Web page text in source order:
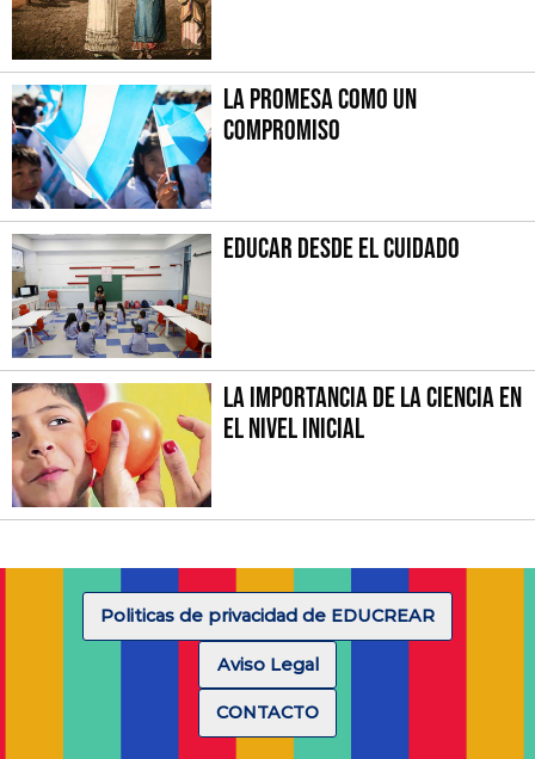
La promesa como un
compromiso
Educar desde el cuidado
La importancia de la Ciencia en
el Nivel Inicial
Politicas de privacidad de EDUCREAR
Aviso Legal
CONTACTO